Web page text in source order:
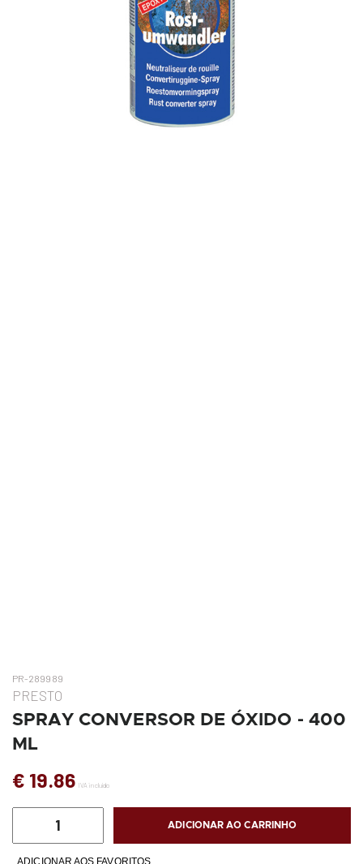
PR-289989
PRESTO
SPRAY CONVERSOR DE ÓXIDO - 400
ML
€ 19.86 IVA incluído
ADICIONAR AO CARRINHO
ADICIONAR AOS FAVORITOS